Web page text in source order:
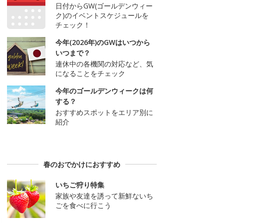
日付からGW(ゴールデンウィー
ク)のイベントスケジュールを
チェック！
今年(2026年)のGWはいつから
いつまで？
連休中の各機関の対応など、気
になることをチェック
今年のゴールデンウィークは何
する？
おすすめスポットをエリア別に
紹介
春のおでかけにおすすめ
いちご狩り特集
家族や友達を誘って新鮮ないち
ごを食べに行こう